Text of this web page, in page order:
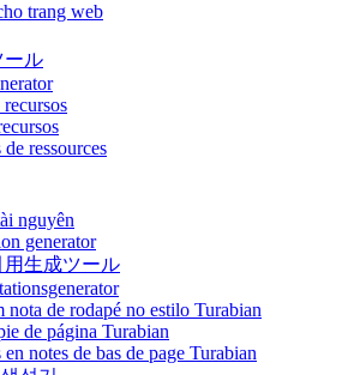
trang web
ール
ressources
nguyên
generator
用生成ツール
nota de rodapé no estilo Turabian
de página Turabian
notes de bas de page Turabian